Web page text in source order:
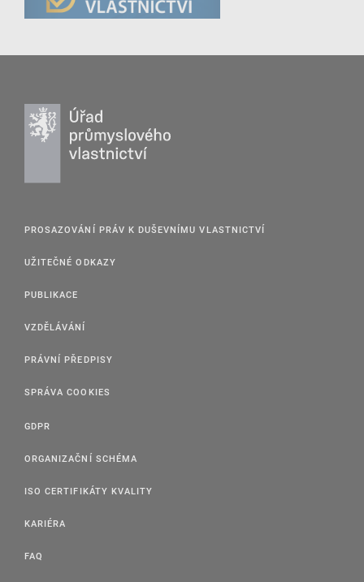
PROSAZOVÁNÍ PRÁV K DUŠEVNÍMU VLASTNICTVÍ
UŽITEČNÉ ODKAZY
PUBLIKACE
VZDĚLÁVÁNÍ
PRÁVNÍ PŘEDPISY
SPRÁVA COOKIES
GDPR
ORGANIZAČNÍ SCHÉMA
ISO CERTIFIKÁTY KVALITY
KARIÉRA
FAQ